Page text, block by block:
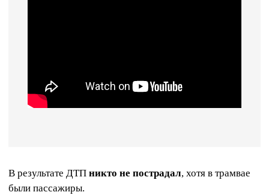
В результате ДТП никто не пострадал, хотя в трамвае
были пассажиры.